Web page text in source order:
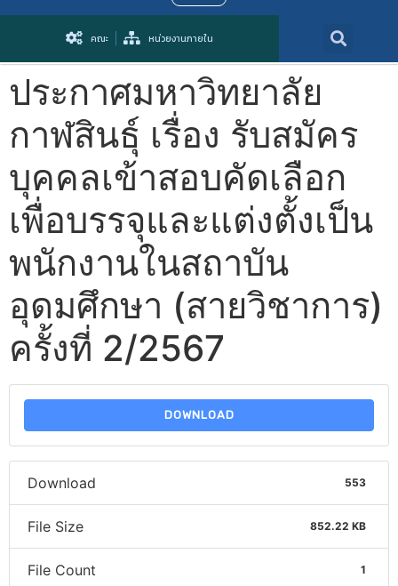
คณะ หน่วยงานภายใน
ประกาศมหาวิทยาลัย
กาฬสินธุ์ เรื่อง รับสมัคร
บุคคลเข้าสอบคัดเลือก
เพื่อบรรจุและแต่งตั้งเป็น
พนักงานในสถาบัน
อุดมศึกษา (สายวิชาการ)
ครั้งที่ 2/2567
DOWNLOAD
Download 553
File Size 852.22 KB
File Count 1